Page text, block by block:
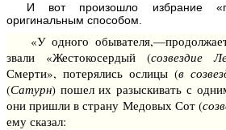
И вот произошло избрание
оригинальным способом.
«У одного
звали «Жестокосердый (созвездие
Смерти», потерялись ослицы (в
(Сатурн) пошел их разыскивать с
они пришли в страну Медовых Сот (
ему сказал: